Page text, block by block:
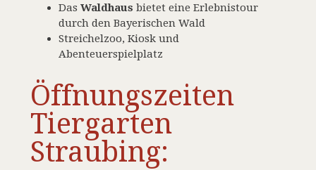
Das Waldhaus bietet eine Erlebnistour
durch den Bayerischen Wald
Streichelzoo, Kiosk und
Abenteuerspielplatz
Öffnungszeiten
Tiergarten
Straubing: